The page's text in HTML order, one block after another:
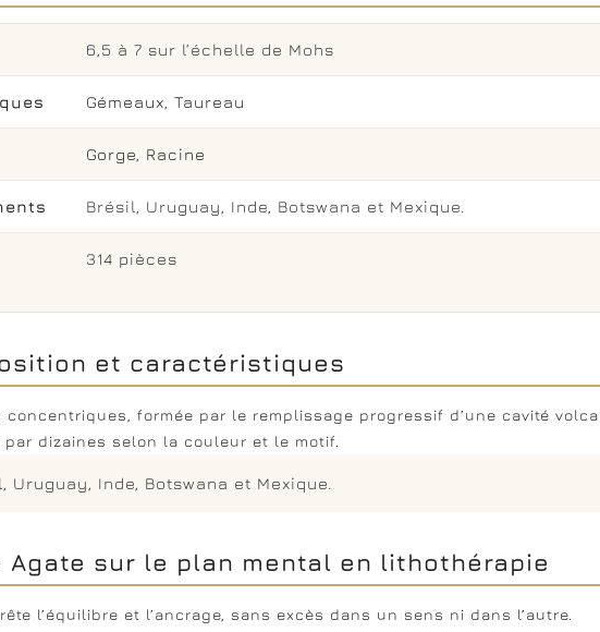
6,5 à 7 sur l’échelle de Mohs
Gémeaux ,Taureau
Gorge Racine
Brésil, Uruguay, Inde, Botswana et Mexique.
314 pièces
et caractéristiques
concentriques, formée par le remplissage progressif d’une cavité
dizaines selon la couleur et le motif.
Uruguay, Inde, Botswana et Mexique.
Agate sur le plan mental en lithothérapie
l’équilibre et l’ancrage, sans excès dans un sens ni dans l’autre.